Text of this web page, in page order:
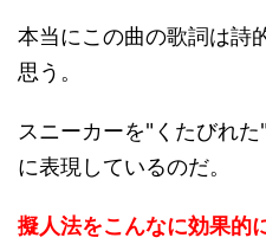
本当にこの曲の歌詞は詩
思う。
スニーカーを"くたびれ
に表現しているのだ。
擬人法をこんなに効果的